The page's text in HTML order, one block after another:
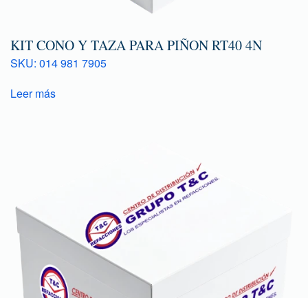
KIT CONO Y TAZA PARA PIÑON RT40 4N
SKU: 014 981 7905
Leer más